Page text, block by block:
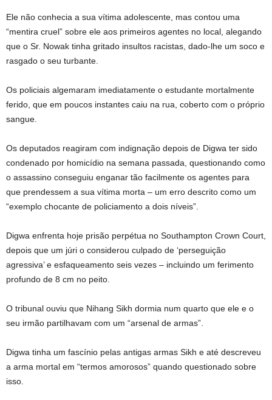
Ele não conhecia a sua vítima adolescente, mas contou uma
“mentira cruel” sobre ele aos primeiros agentes no local, alegando
que o Sr. Nowak tinha gritado insultos racistas, dado-lhe um soco e
rasgado o seu turbante.
Os policiais algemaram imediatamente o estudante mortalmente
ferido, que em poucos instantes caiu na rua, coberto com o próprio
sangue.
Os deputados reagiram com indignação depois de Digwa ter sido
condenado por homicídio na semana passada, questionando como
o assassino conseguiu enganar tão facilmente os agentes para
que prendessem a sua vítima morta – um erro descrito como um
“exemplo chocante de policiamento a dois níveis”.
Digwa enfrenta hoje prisão perpétua no Southampton Crown Court,
depois que um júri o considerou culpado de ‘perseguição
agressiva’ e esfaqueamento seis vezes – incluindo um ferimento
profundo de 8 cm no peito.
O tribunal ouviu que Nihang Sikh dormia num quarto que ele e o
seu irmão partilhavam com um “arsenal de armas”.
Digwa tinha um fascínio pelas antigas armas Sikh e até descreveu
a arma mortal em “termos amorosos” quando questionado sobre
isso.